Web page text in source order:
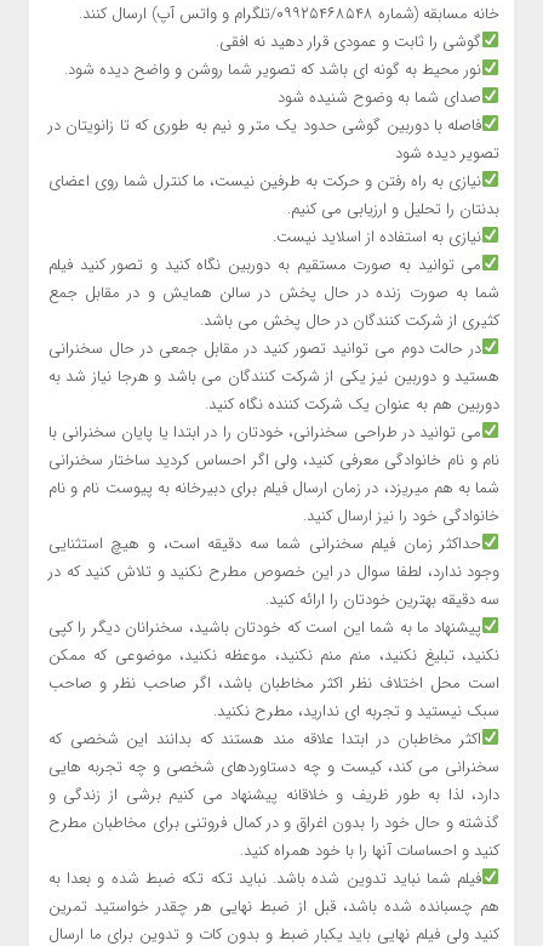
خانه مسابقه (شماره ۰۹۹۲۵۴۶۸۵۴۸/تلگرام و واتس آپ) ارسال کنند.
گوشی را ثابت و عمودی قرار دهید نه افقی.
نور محیط به گونه ای باشد که تصویر شما روشن و واضح دیده شود.
صدای شما به وضوح شنیده شود
فاصله با دوربین گوشی حدود یک متر و نیم به طوری که تا زانویتان در
تصویر دیده شود
نیازی به راه رفتن و حرکت به طرفین نیست، ما کنترل شما روی اعضای
بدنتان را تحلیل و ارزیابی می کنیم.
نیازی به استفاده از اسلاید نیست.
می توانید به صورت مستقیم به دوربین نگاه کنید و تصور کنید فیلم
شما به صورت زنده در حال پخش در سالن همایش و در مقابل جمع
کثیری از شرکت کنندگان در حال پخش می باشد.
در حالت دوم می توانید تصور کنید در مقابل جمعی در حال سخنرانی
هستید و دوربین نیز یکی از شرکت کنندگان می باشد و هرجا نیاز شد به
دوربین هم به عنوان یک شرکت کننده نگاه کنید.
می توانید در طراحی سخنرانی، خودتان را در ابتدا یا پایان سخنرانی با
نام و نام خانوادگی معرفی کنید، ولی اگر احساس کردید ساختار سخنرانی
شما به هم میریزد، در زمان ارسال فیلم برای دبیرخانه به پیوست نام و نام
خانوادگی خود را نیز ارسال کنید.
حداکثر زمان فیلم سخنرانی شما سه دقیقه است، و هیچ استثنایی
وجود ندارد، لطفا سوال در این خصوص مطرح نکنید و تلاش کنید که در
سه دقیقه بهترین خودتان را ارائه کنید.
پیشنهاد ما به شما این است که خودتان باشید، سخنرانان دیگر را کپی
نکنید، تبلیغ نکنید، منم منم نکنید، موعظه نکنید، موضوعی که ممکن
است محل اختلاف نظر اکثر مخاطبان باشد، اگر صاحب نظر و صاحب
سبک نیستید و تجربه ای ندارید، مطرح نکنید.
اکثر مخاطبان در ابتدا علاقه مند هستند که بدانند این شخصی که
سخنرانی می کند، کیست و چه دستاوردهای شخصی و چه تجربه هایی
دارد، لذا به طور ظریف و خلاقانه پیشنهاد می کنیم برشی از زندگی و
گذشته و حال خود را بدون اغراق و در کمال فروتنی برای مخاطبان مطرح
کنید و احساسات آنها را با خود همراه کنید.
فیلم شما نباید تدوین شده باشد. نباید تکه تکه ضبط شده و بعدا به
هم چسبانده شده باشد، قبل از ضبط نهایی هر چقدر خواستید تمرین
کنید ولی فیلم نهایی باید یکبار ضبط و بدون کات و تدوین برای ما ارسال